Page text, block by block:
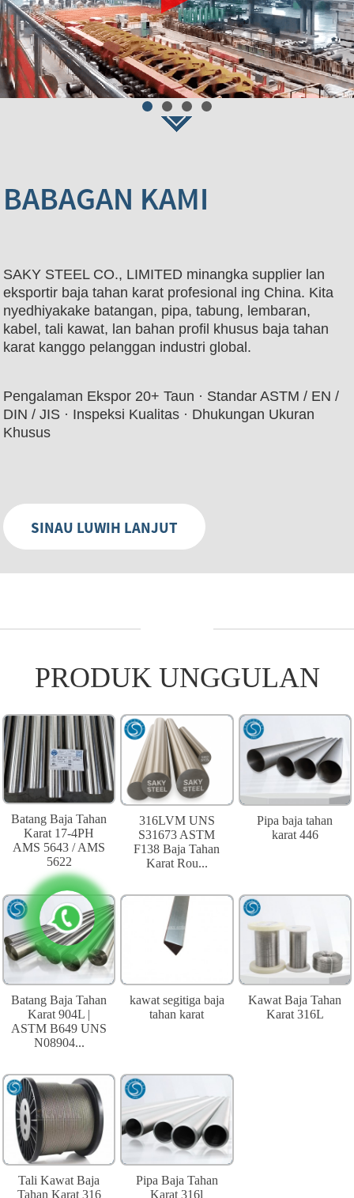
BABAGAN KAMI
SAKY STEEL CO., LIMITED minangka supplier lan
eksportir baja tahan karat profesional ing China. Kita
nyedhiyakake batangan, pipa, tabung, lembaran,
kabel, tali kawat, lan bahan profil khusus baja tahan
karat kanggo pelanggan industri global.
Pengalaman Ekspor 20+ Taun · Standar ASTM / EN /
DIN / JIS · Inspeksi Kualitas · Dhukungan Ukuran
Khusus
SINAU LUWIH LANJUT
PRODUK UNGGULAN
Batang Baja Tahan
Karat 17-4PH
AMS 5643 / AMS
5622
316LVM UNS
S31673 ASTM
F138 Baja Tahan
Karat Rou...
Pipa baja tahan
karat 446
Batang Baja Tahan
Karat 904L |
ASTM B649 UNS
N08904...
kawat segitiga baja
tahan karat
Kawat Baja Tahan
Karat 316L
Tali Kawat Baja
Tahan Karat 316
Pipa Baja Tahan
Karat 316l